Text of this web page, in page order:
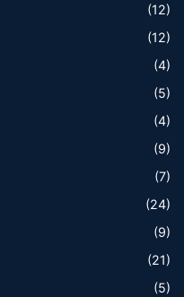
(12)
(12)
(4)
(5)
(4)
(9)
(7)
(24)
(9)
(21)
(5)